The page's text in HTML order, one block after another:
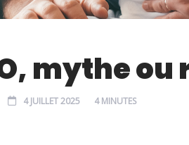
mythe ou
4 JUILLET 2025 4 MINUTES